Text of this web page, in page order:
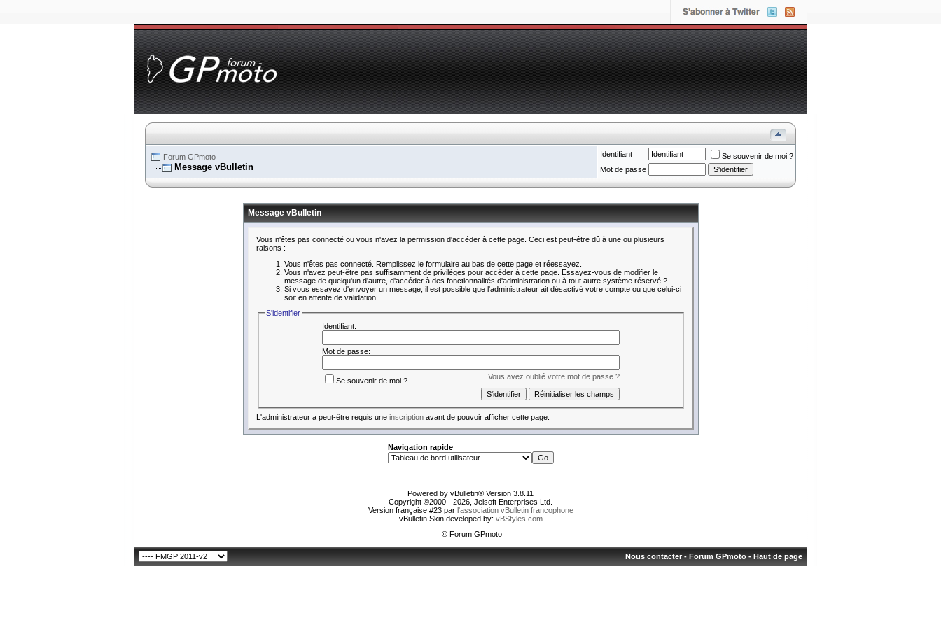
Forum GPmoto
Message vBulletin
Identifiant
Se souvenir de moi ?
Mot de passe
Message vBulletin
Vous n'êtes pas connecté ou vous n'avez la permission d'accéder à cette page. Ceci est peut-être dû à une ou plusieurs
raisons :
Vous n'êtes pas connecté. Remplissez le formulaire au bas de cette page et réessayez.
Vous n'avez peut-être pas suffisamment de privilèges pour accéder à cette page. Essayez-vous de modifier le
message de quelqu'un d'autre, d'accéder à des fonctionnalités d'administration ou à tout autre système réservé ?
Si vous essayez d'envoyer un message, il est possible que l'administrateur ait désactivé votre compte ou que celui-ci
soit en attente de validation.
S'identifier
Identifiant:
Mot de passe:
Vous avez oublié votre mot de passe ?
Se souvenir de moi ?
L'administrateur a peut-être requis une inscriptionavant de pouvoir afficher cette page.
Navigation rapide
Powered by vBulletin® Version 3.8.11
Copyright ©2000 - 2026, Jelsoft Enterprises Ltd.
Version française #23 par l'association vBulletin francophone
vBulletin Skin developed by: vBStyles.com
© Forum GPmoto
Nous contacter- Forum GPmoto - Haut de page